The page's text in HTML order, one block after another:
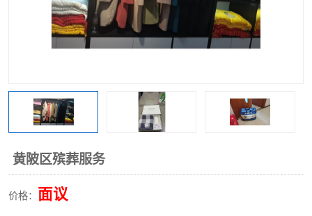
黄陂区殡葬服务
价格： 面议